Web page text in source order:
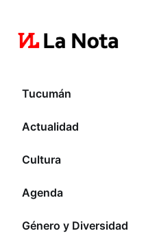
Tucumán
Actualidad
Cultura
Agenda
Género y Diversidad